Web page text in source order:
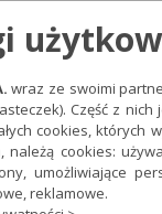
wersjach,
wyłącznie w
ksiąg czy
po
wraz ze swoimi
Część z
cookies, których
należą cookies:
umożliwiające
reklamowe.